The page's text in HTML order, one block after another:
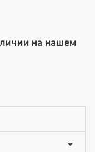
на нашем